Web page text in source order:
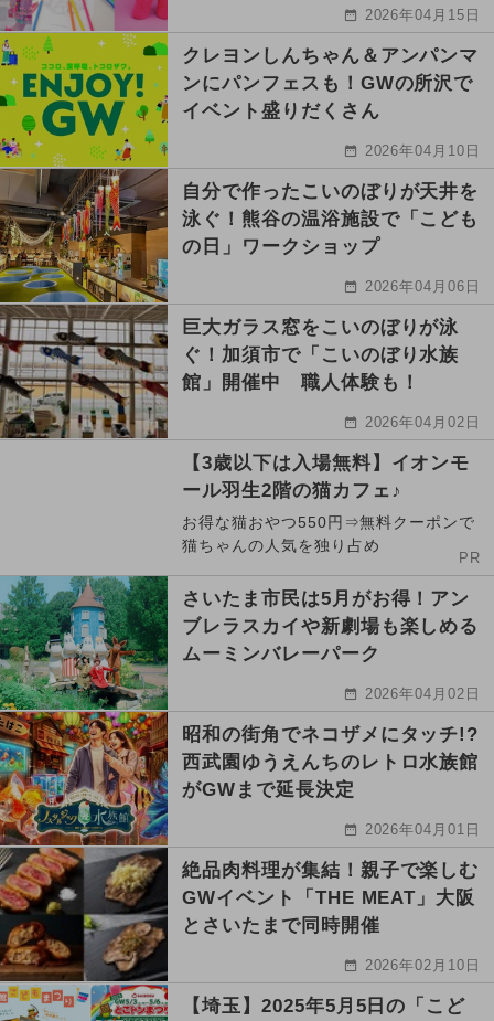
2026年04月15日
クレヨンしんちゃん＆アンパンマ
ンにパンフェスも！GWの所沢で
イベント盛りだくさん
2026年04月10日
自分で作ったこいのぼりが天井を
泳ぐ！熊谷の温浴施設で「こども
の日」ワークショップ
2026年04月06日
巨大ガラス窓をこいのぼりが泳
ぐ！加須市で「こいのぼり水族
館」開催中 職人体験も！
2026年04月02日
【3歳以下は入場無料】イオンモ
ール羽生2階の猫カフェ♪
お得な猫おやつ550円⇒無料クーポンで
猫ちゃんの人気を独り占め
PR
さいたま市民は5月がお得！アン
ブレラスカイや新劇場も楽しめる
ムーミンバレーパーク
2026年04月02日
昭和の街角でネコザメにタッチ!?
西武園ゆうえんちのレトロ水族館
がGWまで延長決定
2026年04月01日
絶品肉料理が集結！親子で楽しむ
GWイベント「THE MEAT」大阪
とさいたまで同時開催
2026年02月10日
【埼玉】2025年5月5日の「こど